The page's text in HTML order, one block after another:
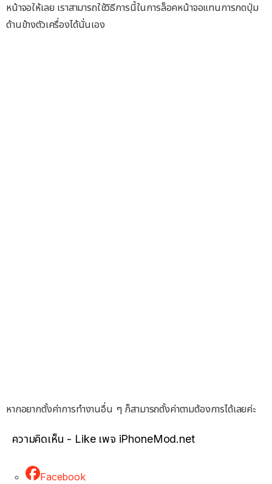
หน้าจอให้เลย เราสามารถใช้วิธีการนี้ในการล็อคหน้าจอแทนการกดปุ่ม
ด้านข้างตัวเครื่องได้นั่นเอง
หากอยากตั้งค่าการทำงานอื่น ๆ ก็สามารถตั้งค่าตามต้องการได้เลยค่ะ
ความคิดเห็น - Like เพจ iPhoneMod.net
Facebook